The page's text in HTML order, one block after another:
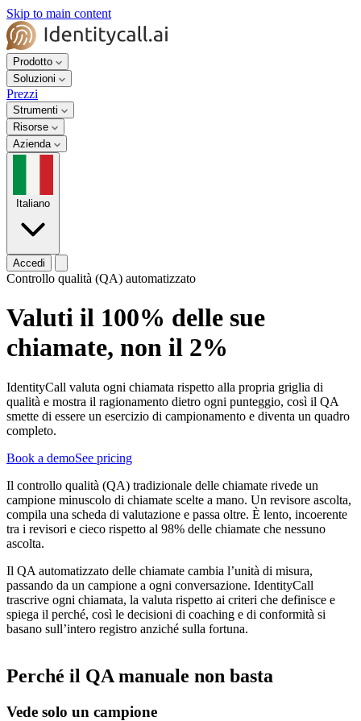
Skip to main content
Prodotto
Soluzioni
Prezzi
Strumenti
Risorse
Azienda
Italiano
Accedi
Controllo qualità (QA) automatizzato
Valuti il 100% delle sue
chiamate, non il 2%
IdentityCall valuta ogni chiamata rispetto alla propria griglia di
qualità e mostra il ragionamento dietro ogni punteggio, così il QA
smette di essere un esercizio di campionamento e diventa un quadro
completo.
Book a demoSee pricing
Il controllo qualità (QA) tradizionale delle chiamate rivede un
campione minuscolo di chiamate scelte a mano. Un revisore ascolta,
compila una scheda di valutazione e passa oltre. È lento, incoerente
tra i revisori e cieco rispetto al 98% delle chiamate che nessuno
ascolta.
Il QA automatizzato delle chiamate cambia l’unità di misura,
passando da un campione a ogni conversazione. IdentityCall
trascrive ogni chiamata, la valuta rispetto ai criteri che definisce e
spiega il perché, così le decisioni di coaching e di conformità si
basano sull’intero registro anziché sulla fortuna.
Perché il QA manuale non basta
Vede solo un campione